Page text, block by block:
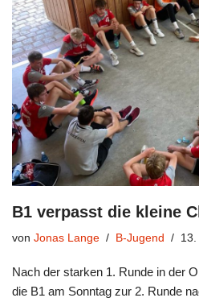
B1 verpasst die kleine
von Jonas Lange B-Jugend 13.
Nach der starken 1. Runde in der
die B1 am Sonntag zur 2. Runde